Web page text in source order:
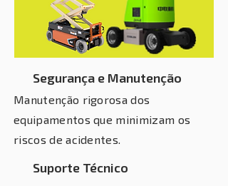
Segurança e Manutenção
Manutenção rigorosa dos
equipamentos que minimizam os
riscos de acidentes.
Suporte Técnico